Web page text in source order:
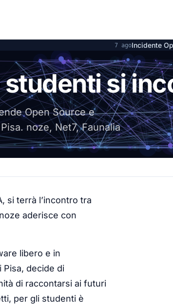
Incidente OpenAI e
si
Open Source e
noze, Net7, Faunalia
si terrà l’incontro tra
aderisce con
libero e in
Pisa, decide di
di raccontarsi ai futuri
per gli studenti è